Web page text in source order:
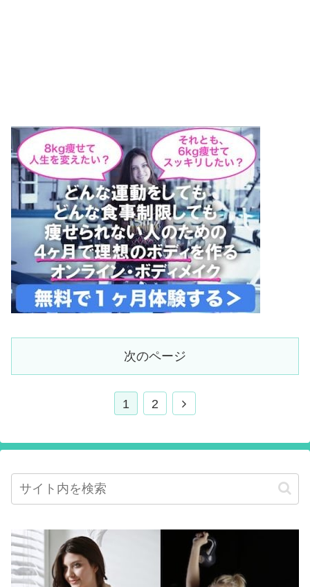
次のページ
1 2